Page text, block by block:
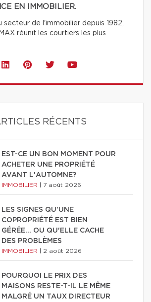
EN IMMOBILIER.
secteur de l'immobilier depuis 1982,
réunit les courtiers les plus
RÉCENTS
EST-CE UN BON MOMENT POUR
ACHETER UNE PROPRIÉTÉ
AVANT L'AUTOMNE?
IMMOBILIER 7 août 2026
LES SIGNES QU'UNE
COPROPRIÉTÉ EST BIEN
GÉRÉE… OU QU'ELLE CACHE
DES PROBLÈMES
IMMOBILIER 2 août 2026
POURQUOI LE PRIX DES
MAISONS RESTE-T-IL LE MÊME
MALGRÉ UN TAUX DIRECTEUR